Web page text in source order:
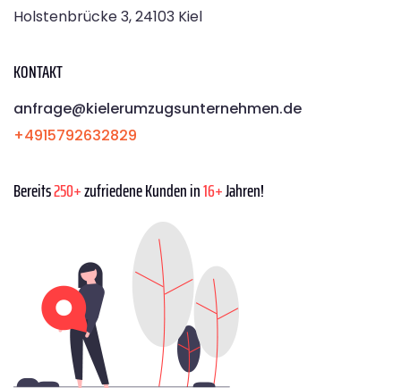
Holstenbrücke 3, 24103 Kiel
KONTAKT
anfrage@kielerumzugsunternehmen.de
+4915792632829
Bereits250+zufriedene Kunden in16+Jahren!